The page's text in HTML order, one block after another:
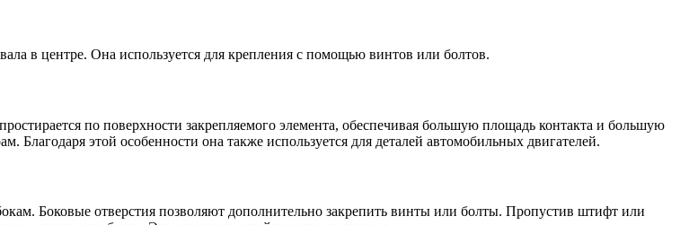
в центре. Она используется для крепления с помощью винтов или болтов.
по поверхности закрепляемого элемента, обеспечивая большую площадь контакта и большую
Благодаря этой особенности она также используется для деталей автомобильных двигателей.
Боковые отверстия позволяют дополнительно закрепить винты или болты. Пропустив штифт или